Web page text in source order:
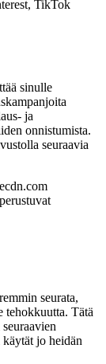
TikTok
sinulle
ja
onnistumista.
seuraavia
seurata,
tehokkuutta. Tätä
jo heidän